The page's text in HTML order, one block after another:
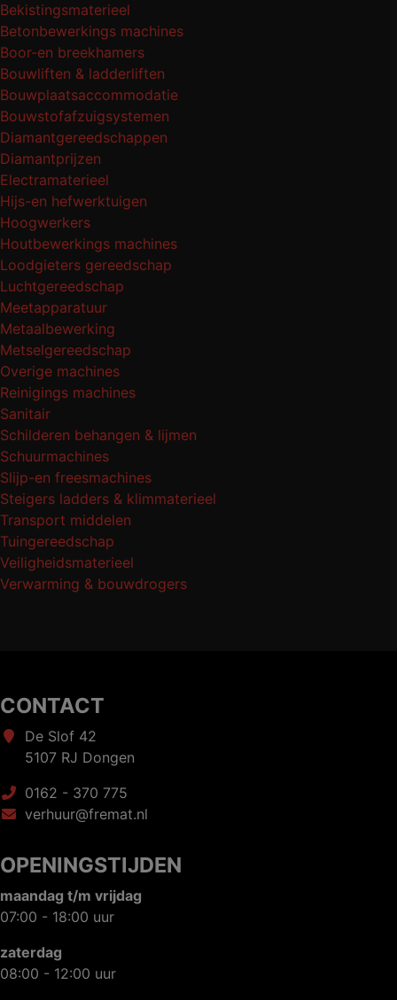
Bekistingsmaterieel
Betonbewerkings machines
Boor-en breekhamers
Bouwliften & ladderliften
Bouwplaatsaccommodatie
Bouwstofafzuigsystemen
Diamantgereedschappen
Diamantprijzen
Electramaterieel
Hijs-en hefwerktuigen
Hoogwerkers
Houtbewerkings machines
Loodgieters gereedschap
Luchtgereedschap
Meetapparatuur
Metaalbewerking
Metselgereedschap
Overige machines
Reinigings machines
Sanitair
Schilderen behangen & lijmen
Schuurmachines
Slijp-en freesmachines
Steigers ladders & klimmaterieel
Transport middelen
Tuingereedschap
Veiligheidsmaterieel
Verwarming & bouwdrogers
CONTACT
De Slof 42
5107 RJ Dongen
0162 - 370 775
verhuur@fremat.nl
OPENINGSTIJDEN
maandag t/m vrijdag
07:00 - 18:00 uur
zaterdag
08:00 - 12:00 uur